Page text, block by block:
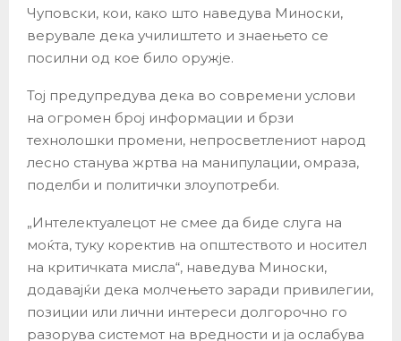
Чуповски, кои, како што наведува Миноски,
верувале дека училиштето и знаењето се
посилни од кое било оружје.
Тој предупредува дека во современи услови
на огромен број информации и брзи
технолошки промени, непросветлениот народ
лесно станува жртва на манипулации, омраза,
поделби и политички злоупотреби.
„Интелектуалецот не смее да биде слуга на
моќта, туку коректив на општеството и носител
на критичката мисла“, наведува Миноски,
додавајќи дека молчењето заради привилегии,
позиции или лични интереси долгорочно го
разорува системот на вредности и ја ослабува